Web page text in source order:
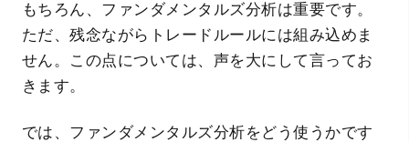
もちろん、ファンダメンタルズ分析は重要です。
ただ、残念ながらトレードルールには組み込めま
せん。この点については、声を大にして言ってお
きます。
では、ファンダメンタルズ分析をどう使うかです